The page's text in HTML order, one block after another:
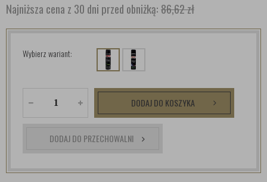
Najniższa cena z 30 dni przed obniżką:86,62 zł
Wybierz wariant:
DODAJ DO KOSZYKA
DODAJ DO PRZECHOWALNI